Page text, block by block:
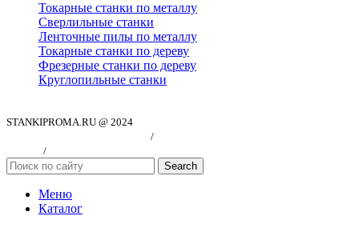
Токарные станки по металлу
Сверлильные станки
Ленточные пилы по металлу
Токарные станки по дереву
Фрезерные станки по дереву
Круглопильные станки
STANKIPROMA.RU @ 2024
/
/
Search
Меню
Каталог